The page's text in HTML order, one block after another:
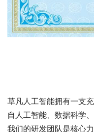
草凡人工智能拥有一支
自人工智能、数据科学
我们的研发团队是核心